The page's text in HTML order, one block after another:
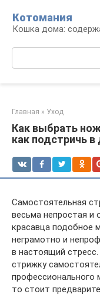
контенту
Котомания
Кошка дома:
Главная » Уход
Как выбрать
как подстричь
Самостоятельная
весьма непростая и
красавца подобное
неграмотно и
в настоящий
стрижку
профессионального
то стоит